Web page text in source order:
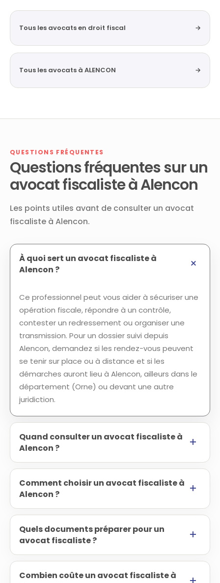
Tous les avocats en droit fiscal →
Tous les avocats à ALENCON →
QUESTIONS FRÉQUENTES
Questions fréquentes sur un
avocat fiscaliste à Alencon
Les points utiles avant de consulter un avocat
fiscaliste à Alencon.
À quoi sert un avocat fiscaliste à
Alencon ?
Ce professionnel peut vous aider à sécuriser une
opération fiscale, répondre à un contrôle,
contester un redressement ou organiser une
transmission. Pour un dossier suivi depuis
Alencon, demandez si les rendez-vous peuvent
se tenir sur place ou à distance et si les
démarches auront lieu à Alencon, ailleurs dans le
département (Orne) ou devant une autre
juridiction.
Quand consulter un avocat fiscaliste à
Alencon ?
Comment choisir un avocat fiscaliste à
Alencon ?
Quels documents préparer pour un
avocat fiscaliste ?
Combien coûte un avocat fiscaliste à